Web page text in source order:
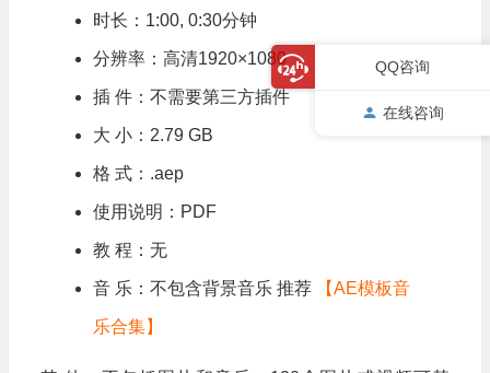
时长：1:00, 0:30分钟
分辨率：高清1920×1080
插 件：不需要第三方插件
大 小：2.79 GB
格 式：.aep
使用说明：PDF
教 程：无
音 乐：不包含背景音乐 推荐 【AE模板音
乐合集】
QQ咨询
在线咨询